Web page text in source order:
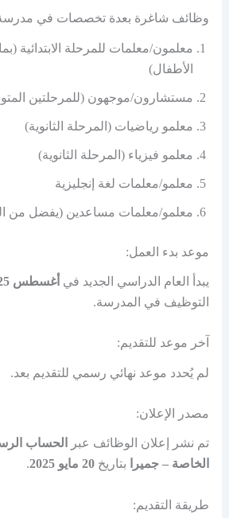
وظائف شاغرة بعدة تخصصات في مدرسة
معلمون/معلمات للمرحلة الابتدائية
الأطفال)
مستشارون/موجهون (للمرحلتين
معلمو رياضيات (المرحلة الثانوية)
معلمو فيزياء (المرحلة الثانوية)
معلمو/معلمات لغة إنجليزية
معلمو/معلمات مساعدين (يفضل من
موعد بدء العمل:
يبدأ العام الدراسي الجديد في أغسطس 2025
التوظيف في المدرسة.
آخر موعد للتقديم:
لم يُحدد موعد نهائي رسمي للتقديم بعد.
مصدر الإعلان:
تم نشر إعلان الوظائف عبر
الحساب
الخاصة – جميرا
بتاريخ 20 مايو 2025 .
طريقة التقديم: